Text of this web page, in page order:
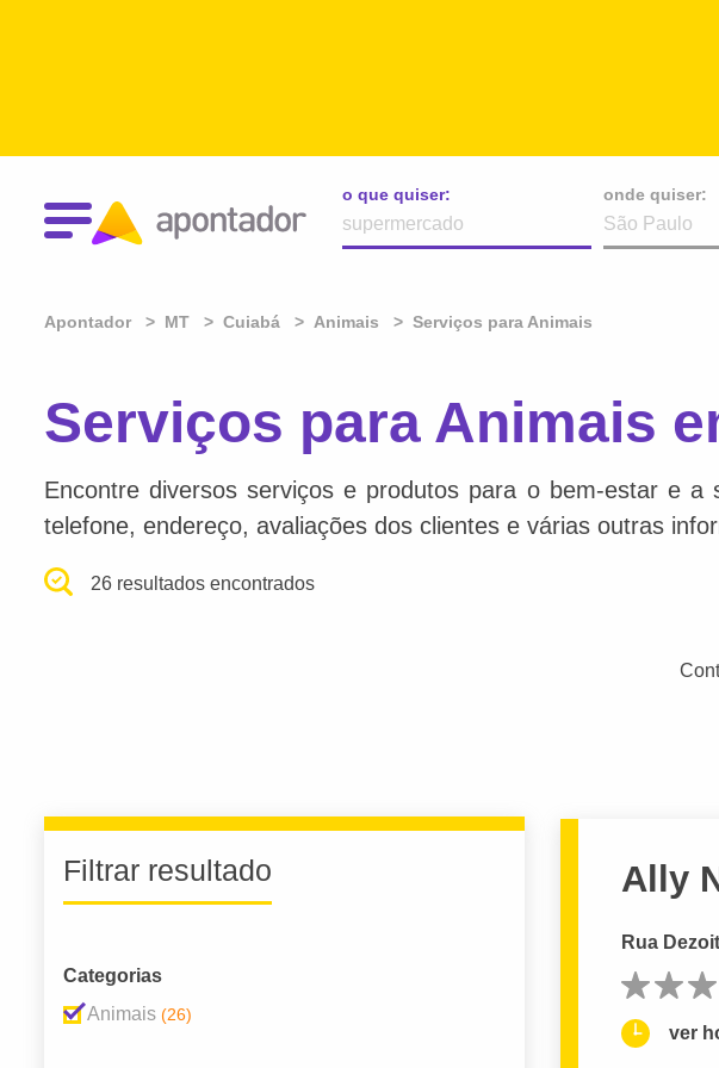
o que quiser:
onde quiser:
Apontador MT Cuiabá Animais Serviços para Animais
Serviços para Animais
Encontre diversos serviços e produtos para o bem-estar e
telefone, endereço, avaliações dos clientes e várias outras
26 resultados encontrados
Filtrar resultado
Categorias
Animais (26)
Ally
Rua
ver